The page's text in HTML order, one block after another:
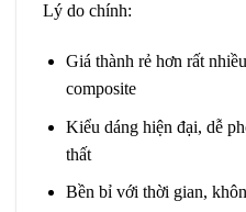
Lý do chính:
Giá thành rẻ hơn rất
composite
Kiểu dáng hiện đại, dễ
thất
Bền bỉ với thời gian,